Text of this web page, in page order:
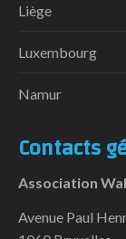
Liège
Luxembourg
Namur
Contacts
Association
Avenue Paul